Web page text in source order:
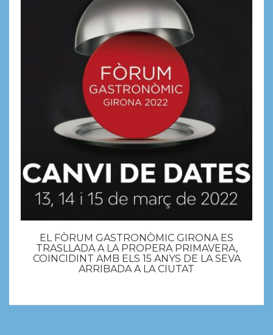
EL FÒRUM GASTRONÒMIC GIRONA ES
TRASLLADA A LA PROPERA PRIMAVERA,
COINCIDINT AMB ELS 15 ANYS DE LA SEVA
ARRIBADA A LA CIUTAT